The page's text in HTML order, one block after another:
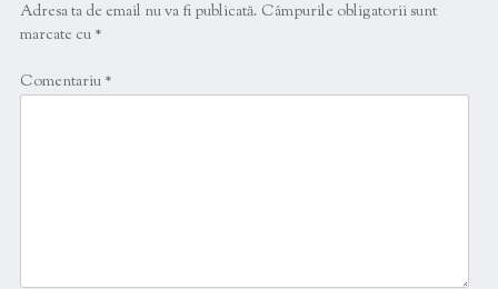
Adresa ta de email nu va fi publicată. Câmpurile obligatorii sunt
marcate cu *
Comentariu *